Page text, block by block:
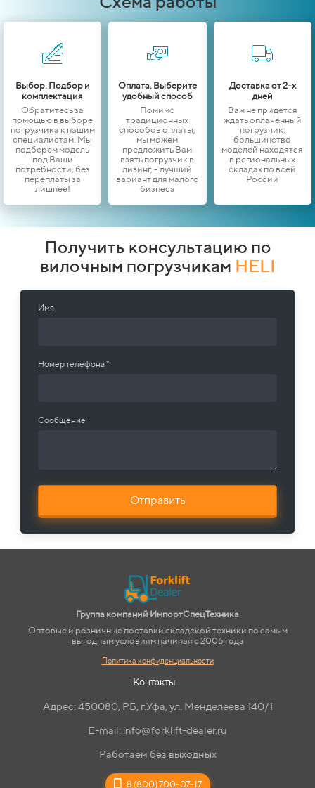
Выбор. Подбор и
комплектация
Обратитесь за
помощью в выборе
погрузчика к нашим
специалистам. Мы
подберем модель
под Ваши
потребности, без
переплаты за
лишнее!
Оплата. Выберите
удобный способ
Помимо
традиционных
способов оплаты,
мы можем
предложить Вам
взять погрузчик в
лизинг, - лучший
вариант для малого
бизнеса
Доставка от 2-х
дней
Вам не придется
ждать оплаченный
погрузчик:
большинство
моделей находятся
в региональных
складах по всей
России
Получить консультацию по
вилочным погрузчикам HELI
Имя
Номер телефона *
Сообщение
Отправить
Группа компаний ИмпортСпецТехника
Оптовые и розничные поставки складской техники по самым
выгодным условиям начиная с 2006 года
Политика конфиденциальности
Контакты
Адрес: 450080, РБ, г.Уфа, ул. Менделеева 140/1
E-mail: info@forklift-dealer.ru
Работаем без выходных
8 (800) 700-07-17